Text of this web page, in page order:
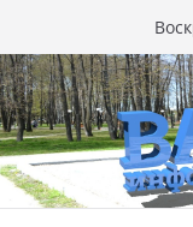
к
содержимому